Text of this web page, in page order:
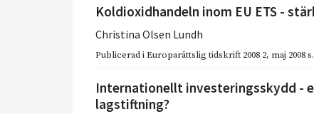
Koldioxidhandeln inom EU ETS -
Christina Olsen Lundh
Publicerad iEuroparättslig tidskrift 2008 2, maj 2008
Internationellt investeringsskydd
lagstiftning?